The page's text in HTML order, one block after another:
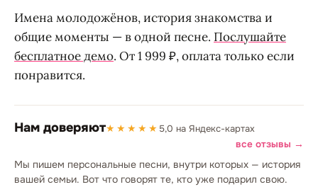
Имена молодожёнов, история знакомства и
общие моменты — в одной песне. Послушайте
бесплатное демо. От 1 999 ₽, оплата только если
понравится.
Нам доверяют★★★★★ 5,0 на Яндекс-картах
все отзывы →
Мы пишем персональные песни, внутри которых — история
вашей семьи. Вот что говорят те, кто уже подарил свою.